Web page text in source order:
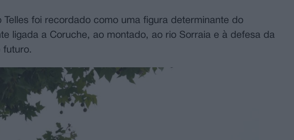
foi recordado como uma figura determinante do
ligada a Coruche, ao montado, ao rio Sorraia e à defesa da
futuro.